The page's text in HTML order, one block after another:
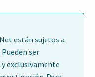
están sujetos a
ser
exclusivamente